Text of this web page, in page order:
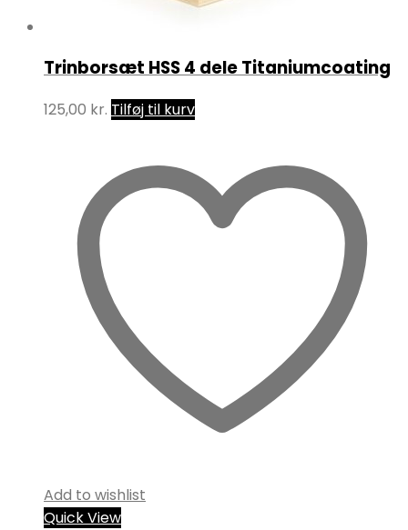
Trinborsæt HSS 4 dele Titaniumcoating
125,00 kr. Tilføj til kurv
Add to wishlist
Quick View